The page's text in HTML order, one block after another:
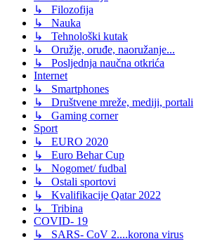
↳ Filozofija
↳ Nauka
↳ Tehnološki kutak
↳ Oružje, oruđe, naoružanje...
↳ Posljednja naučna otkrića
Internet
↳ Smartphones
↳ Društvene mreže, mediji, portali
↳ Gaming corner
Sport
↳ EURO 2020
↳ Euro Behar Cup
↳ Nogomet/ fudbal
↳ Ostali sportovi
↳ Kvalifikacije Qatar 2022
↳ Tribina
COVID- 19
↳ SARS- CoV 2....korona virus